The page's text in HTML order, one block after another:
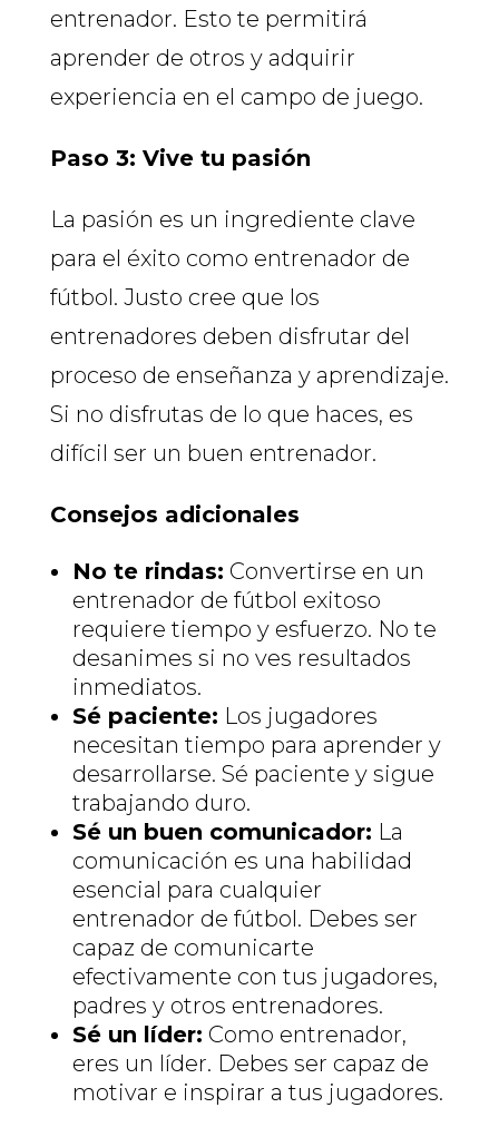
entrenador. Esto te permitirá
aprender de otros y adquirir
experiencia en el campo de juego.
Paso 3: Vive tu pasión
La pasión es un ingrediente clave
para el éxito como entrenador de
fútbol. Justo cree que los
entrenadores deben disfrutar del
proceso de enseñanza y aprendizaje.
Si no disfrutas de lo que haces, es
difícil ser un buen entrenador.
Consejos adicionales
No te rindas: Convertirse en un
entrenador de fútbol exitoso
requiere tiempo y esfuerzo. No te
desanimes si no ves resultados
inmediatos.
Sé paciente: Los jugadores
necesitan tiempo para aprender y
desarrollarse. Sé paciente y sigue
trabajando duro.
Sé un buen comunicador: La
comunicación es una habilidad
esencial para cualquier
entrenador de fútbol. Debes ser
capaz de comunicarte
efectivamente con tus jugadores,
padres y otros entrenadores.
Sé un líder: Como entrenador,
eres un líder. Debes ser capaz de
motivar e inspirar a tus jugadores.